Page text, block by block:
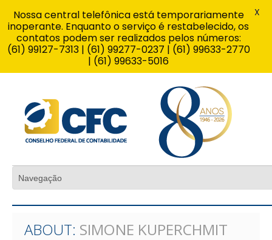
ABOUT: SIMONE KUPERCHMIT
Nossa central telefônica está temporariamente
inoperante. Enquanto o serviço é restabelecido, os
contatos podem ser realizados pelos números:
(61) 99127-7313 | (61) 99277-0237 | (61) 99633-2770
| (61) 99633-5016
X